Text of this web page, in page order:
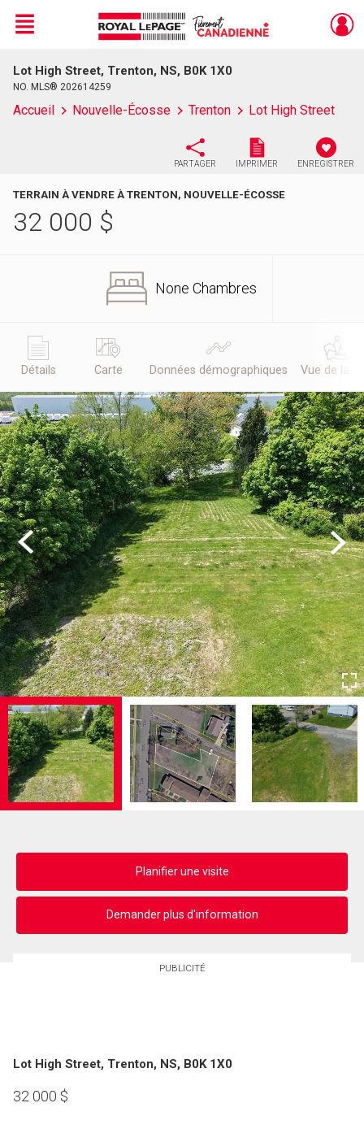
Live
En Direct
Menu
Lot High Street, Trenton, NS, B0K 1X0
NO. MLS® 202614259
Accueil Nouvelle-Écosse Trenton Lot High Street
PARTAGER IMPRIMER ENREGISTRER
TERRAIN À VENDRE À TRENTON, NOUVELLE-ÉCOSSE
32 000 $
None Chambres
Détails Carte Données démographiques Vue de la
Previous Next
Planifier une visite
Demander plus d'information
PUBLICITÉ
Lot High Street, Trenton, NS, B0K 1X0
32 000 $